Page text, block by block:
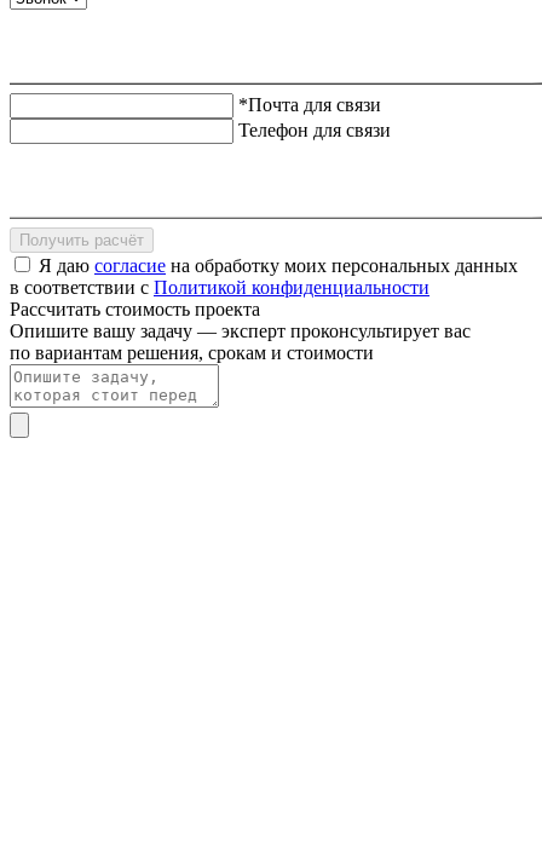
*Почта для связи
Телефон для связи
Получить расчёт
Я даю согласие на обработку моих персональных данных
в соответствии с Политикой конфиденциальности
Рассчитать стоимость проекта
Опишите вашу задачу — эксперт проконсультирует вас
по вариантам решения, срокам и стоимости